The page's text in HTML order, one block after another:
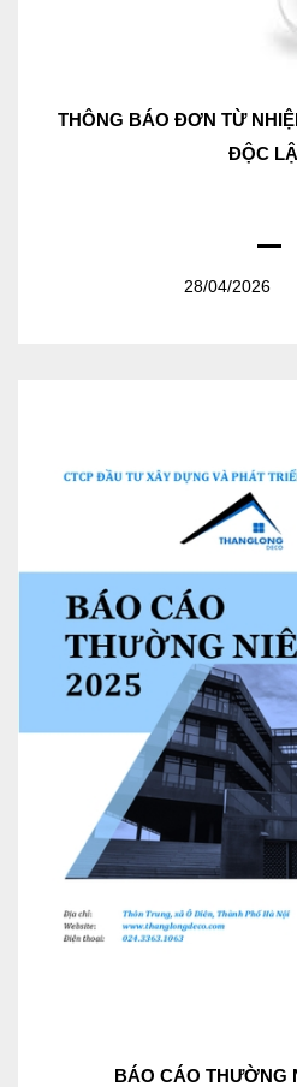
THÔNG BÁO ĐƠN TỪ
ĐỘC
28/04/2026
BÁO CÁO THƯỜNG